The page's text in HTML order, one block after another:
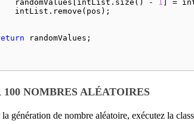
randomValues[intList.
size () - 1 ] =
intList.
remove (pos);
randomValues;
2 avec le package collection
static [] integerList2( int
intList =
new
100 NOMBRES ALÉATOIRES
génération de nombre aléatoire, exécutez la